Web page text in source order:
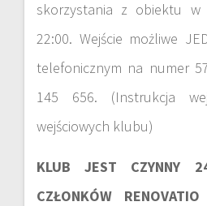
skorzystania z obiektu w
22:00. Wejście możliwe
telefonicznym na numer
145 656. (Instrukcja
wejściowych klubu)
KLUB JEST CZYNNY
CZŁONKÓW